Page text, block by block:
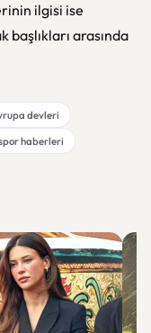
ilgisi ise
arasında
devleri
haberleri